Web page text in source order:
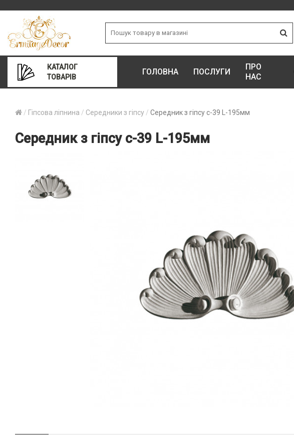
КАТАЛОГ
ТОВАРІВ
ГОЛОВНА ПОСЛУГИ
ПРО
НАС
Гіпсова ліпнина Середники з гіпсу Середник з гіпсу с-39 L-195мм
Середник з гіпсу с-39 L-195мм